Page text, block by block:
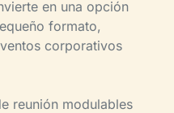
en una opción
formato,
corporativos
reunión modulables